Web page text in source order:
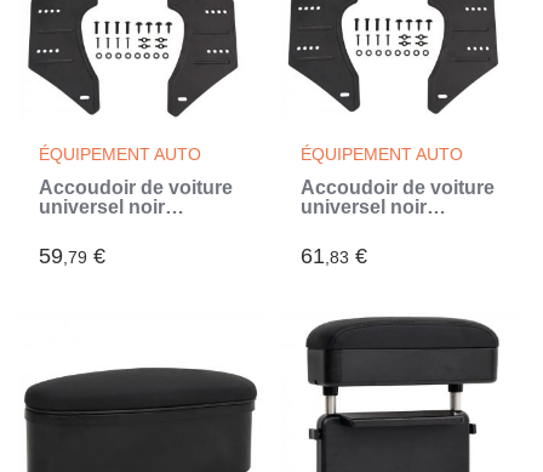
ÉQUIPEMENT AUTO
Accoudoir de voiture
universel noir
ABS (Noir)
59,79 €
ÉQUIPEMENT AUTO
Accoudoir de voiture
universel noir
ABS (Noir)
61,83 €